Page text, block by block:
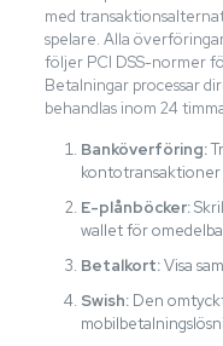
med
spelare. Alla
följer PCI DSS-normer
Betalningar processar
behandlas inom 24
Banköverföring:
E-plånböcker:
wallet för
Betalkort:Visa
Swish:Den